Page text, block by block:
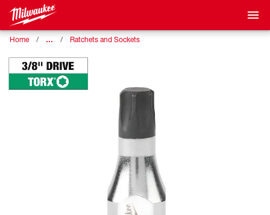
Home … Ratchets and Sockets